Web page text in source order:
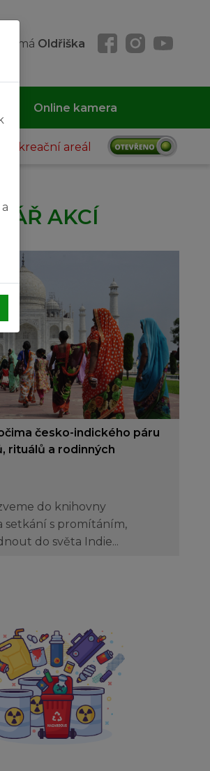
má Oldřiška
Online kamera
Rekreační areál
AKCÍ
česko-indického páru
rituálů a rodinných
do knihovny
setkání s promítáním,
do světa Indie...